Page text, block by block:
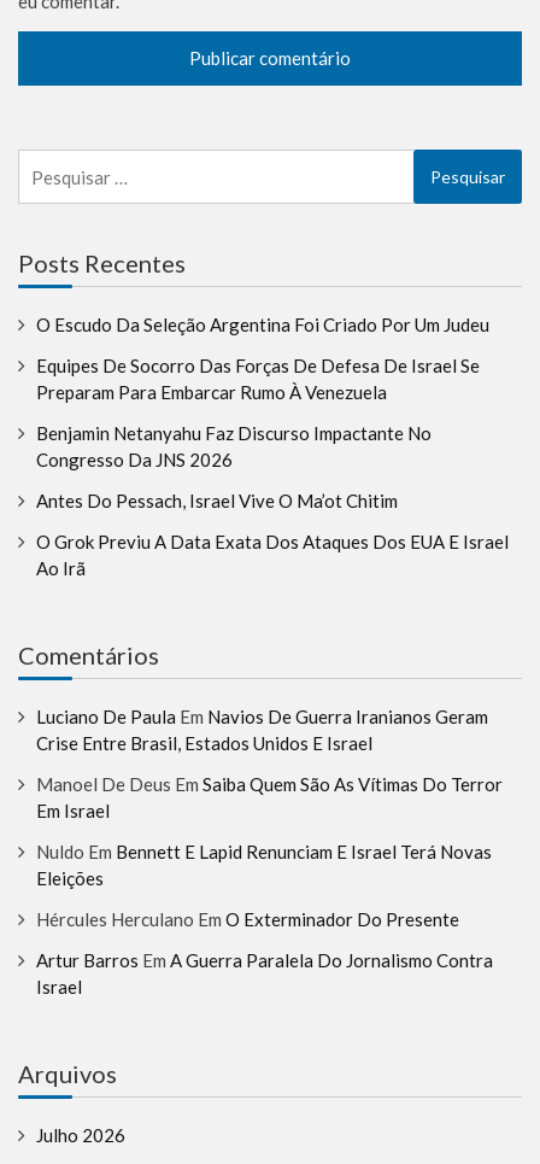
por:
Posts Recentes
O Escudo Da Seleção Argentina Foi Criado Por Um Judeu
Equipes De Socorro Das Forças De Defesa De Israel Se
Preparam Para Embarcar Rumo À Venezuela
Benjamin Netanyahu Faz Discurso Impactante No
Congresso Da JNS 2026
Antes Do Pessach, Israel Vive O Ma’ot Chitim
O Grok Previu A Data Exata Dos Ataques Dos EUA E Israel
Ao Irã
Comentários
Luciano De Paula Em Navios De Guerra Iranianos Geram
Crise Entre Brasil, Estados Unidos E Israel
Manoel De Deus Em Saiba Quem São As Vítimas Do Terror
Em Israel
Nuldo Em Bennett E Lapid Renunciam E Israel Terá Novas
Eleições
Hércules Herculano Em O Exterminador Do Presente
Artur Barros Em A Guerra Paralela Do Jornalismo Contra
Israel
Arquivos
Julho 2026